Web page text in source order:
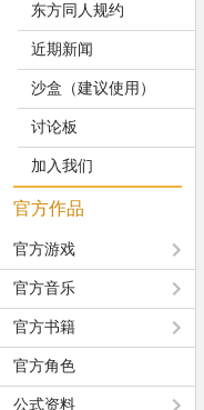
东方同人规约
近期新闻
沙盒（建议使用）
讨论板
加入我们
官方作品
官方游戏
官方音乐
官方书籍
官方角色
公式资料